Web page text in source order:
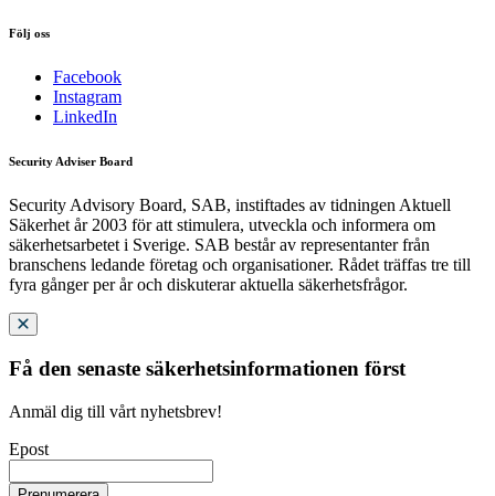
Följ oss
Facebook
Instagram
LinkedIn
Security Adviser Board
Security Advisory Board, SAB, instiftades av tidningen Aktuell
Säkerhet år 2003 för att stimulera, utveckla och informera om
säkerhetsarbetet i Sverige. SAB består av representanter från
branschens ledande företag och organisationer. Rådet träffas tre till
fyra gånger per år och diskuterar aktuella säkerhetsfrågor.
Få den senaste säkerhetsinformationen först
Anmäl dig till vårt nyhetsbrev!
Epost